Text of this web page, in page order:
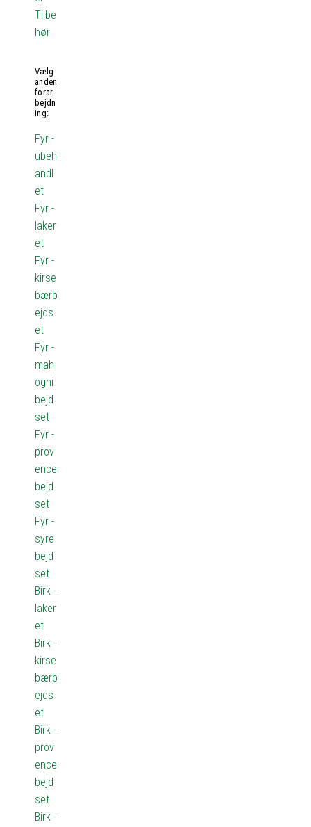
Tilbe
hør
Vælg
anden
forar
bejdn
ing:
Fyr -
ubeh
andl
et
Fyr -
laker
et
Fyr -
kirse
bærb
ejds
et
Fyr -
mah
ogni
bejd
set
Fyr -
prov
ence
bejd
set
Fyr -
syre
bejd
set
Birk -
laker
et
Birk -
kirse
bærb
ejds
et
Birk -
prov
ence
bejd
set
Birk -